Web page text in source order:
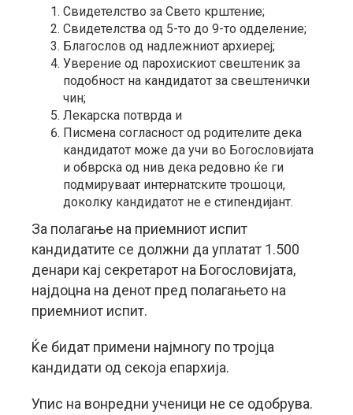
Свидетелство за Свето крштение;
Свидетелства од 5-то до 9-то одделение;
Благослов од надлежниот архиереј;
Уверение од парохискиот свештеник за
подобност на кандидатот за свештенички
чин;
Лекарска потврда и
Писмена согласност од родителите дека
кандидатот може да учи во Богословијата
и обврска од нив дека редовно ќе ги
подмируваат интернатските трошоци,
доколку кандидатот не е стипендијант.
За полагање на приемниот испит
кандидатите се должни да уплатат 1.500
денари кај секретарот на Богословијата,
најдоцна на денот пред полагањето на
приемниот испит.
Ќе бидат примени најмногу по тројца
кандидати од секоја епархија.
Упис на вонредни ученици не се одобрува.